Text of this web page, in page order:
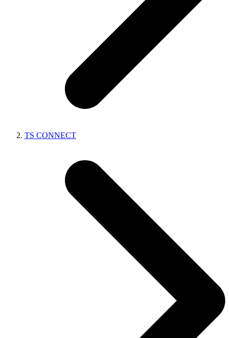
TS CONNECT